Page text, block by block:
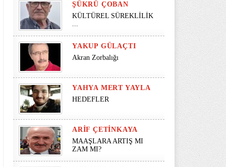
ŞÜKRÜ ÇOBAN
KÜLTÜREL SÜREKLİLİK
...
YAKUP GÜLAÇTI
Akran Zorbalığı
YAHYA MERT YAYLA
HEDEFLER
ARIF ÇETINKAYA
MAAŞLARA ARTIŞ MI
ZAM MI?